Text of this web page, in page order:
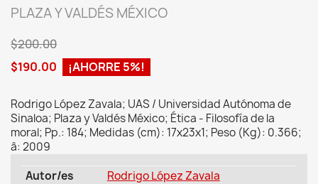
PLAZA Y VALDÉS MÉXICO
$200.00
$190.00
¡AHORRE 5%!
Rodrigo López Zavala; UAS / Universidad Autónoma de
Sinaloa; Plaza y Valdés México; Ética - Filosofía de la
moral; Pp.: 184; Medidas (cm): 17x23x1; Peso (Kg): 0.366;
â: 2009
Autor/es
Rodrigo López Zavala